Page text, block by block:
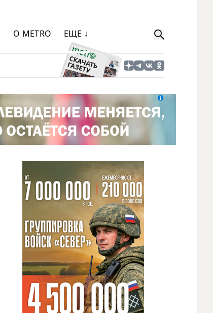
О METRO ЕЩЕ ↓